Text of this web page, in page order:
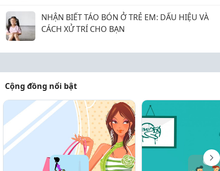
NHẬN BIẾT TÁO BÓN Ở TRẺ EM: DẤU HIỆU VÀ
CÁCH XỬ TRÍ CHO BẠN
Cộng đồng nổi bật